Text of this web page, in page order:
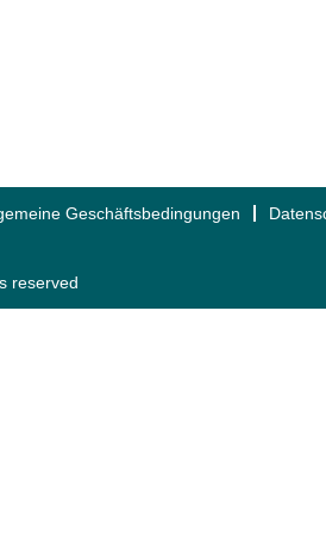
Geschäftsbedingungen
reserved